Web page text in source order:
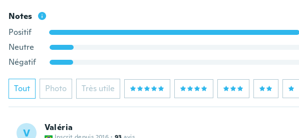
Notes
Positif
Neutre
Négatif
Tout Photo Très utile
V Valéria